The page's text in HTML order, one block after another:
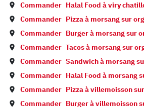
Commander Halal Food àviry
Commander Pizza à morsang sur
Commander Burger à morsang sur
Commander Tacos à morsang sur
Commander Sandwich à morsang
Commander Halal Food à morsang
Commander Pizza àvillemoisson
Commander Burger àvillemoisson